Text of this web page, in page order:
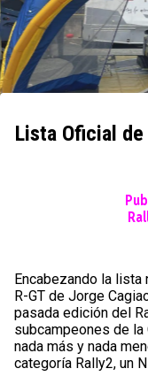
Lista Oficial
Encabezando la
R-GT de Jorge
pasada edición del
subcampeones de la
nada más y nada
categoría Rally2, un